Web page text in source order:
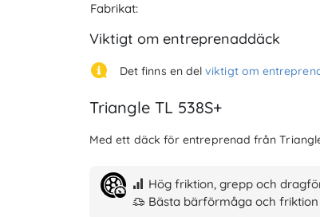
Fabrikat:
Viktigt om entreprenaddäck
Det finns en delviktigt om
Triangle TL 538S+
Med ett däck för entreprenad från
Hög friktion, grepp och
Bästa bärförmåga och